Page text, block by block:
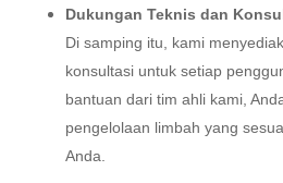
Dukungan Teknis dan
Di samping itu, kami
konsultasi untuk setiap
bantuan dari tim ahli kami,
pengelolaan limbah yang
Anda.